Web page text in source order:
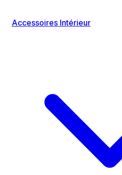
Accessoires Intérieur